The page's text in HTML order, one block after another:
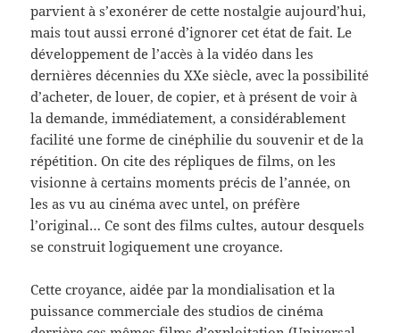
parvient à s’exonérer de cette nostalgie aujourd’hui,
mais tout aussi erroné d’ignorer cet état de fait. Le
développement de l’accès à la vidéo dans les
dernières décennies du XXe siècle, avec la possibilité
d’acheter, de louer, de copier, et à présent de voir à
la demande, immédiatement, a considérablement
facilité une forme de cinéphilie du souvenir et de la
répétition. On cite des répliques de films, on les
visionne à certains moments précis de l’année, on
les as vu au cinéma avec untel, on préfère
l’original… Ce sont des films cultes, autour desquels
se construit logiquement une croyance.
Cette croyance, aidée par la mondialisation et la
puissance commerciale des studios de cinéma